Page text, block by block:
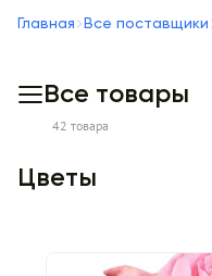
Главная Все поставщики
Все товары
42 товара
Цветы